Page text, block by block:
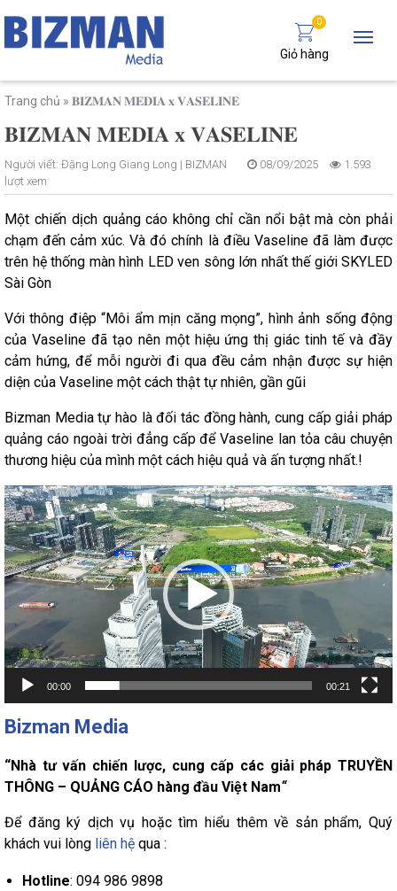
0
Giỏ hàng
Trang chủ » 𝐁𝐈𝐙𝐌𝐀𝐍 𝐌𝐄𝐃𝐈𝐀 𝐱 𝐕𝐀𝐒𝐄𝐋𝐈𝐍𝐄
𝐁𝐈𝐙𝐌𝐀𝐍 𝐌𝐄𝐃𝐈𝐀 𝐱 𝐕𝐀𝐒𝐄𝐋𝐈𝐍𝐄
Người viết: Đặng Long Giang Long | BIZMAN 08/09/2025
1.593
lượt xem
Một chiến dịch quảng cáo không chỉ cần nổi bật mà còn phải
chạm đến cảm xúc. Và đó chính là điều Vaseline đã làm được
trên hệ thống màn hình LED ven sông lớn nhất thế giới SKYLED
Sài Gòn
Với thông điệp “Môi ẩm mịn căng mọng”, hình ảnh sống động
của Vaseline đã tạo nên một hiệu ứng thị giác tinh tế và đầy
cảm hứng, để mỗi người đi qua đều cảm nhận được sự hiện
diện của Vaseline một cách thật tự nhiên, gần gũi
Bizman Media tự hào là đối tác đồng hành, cung cấp giải pháp
quảng cáo ngoài trời đẳng cấp để Vaseline lan tỏa câu chuyện
thương hiệu của mình một cách hiệu quả và ấn tượng nhất.!
Trình
chơi
Video
00:00 00:21
Bizman Media
“Nhà tư vấn chiến lược, cung cấp các giải pháp TRUYỀN
THÔNG – QUẢNG CÁO hàng đầu Việt Nam“
Để đăng ký dịch vụ hoặc tìm hiểu thêm về sản phẩm, Quý
khách vui lòng liên hệ qua :
Hotline: 094 986 9898